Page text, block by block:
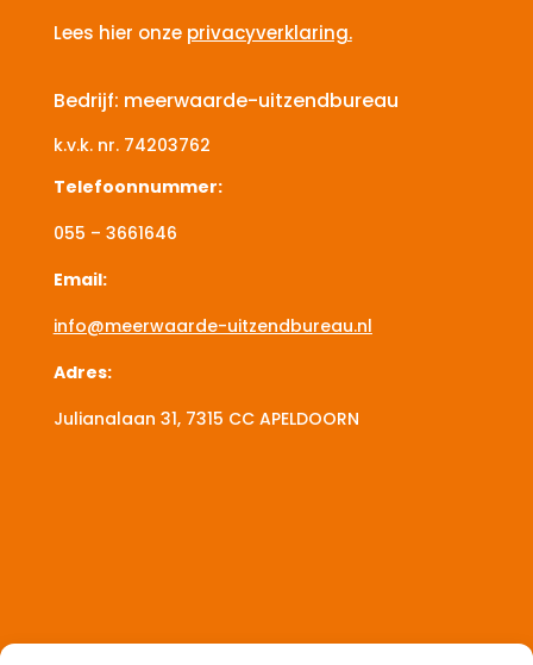
Lees hier onze privacyverklaring.
Bedrijf: meerwaarde-uitzendbureau
k.v.k. nr.74203762
Telefoonnummer:
055 – 3661646
Email:
info@meerwaarde-uitzendbureau.nl
Adres:
Julianalaan 31, 7315 CCAPELDOORN